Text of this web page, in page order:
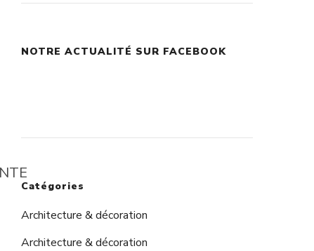
augmenter
NOTRE ACTUALITÉ SUR FACEBOOK
Catégories
Architecture & décoration
Architecture & décoration